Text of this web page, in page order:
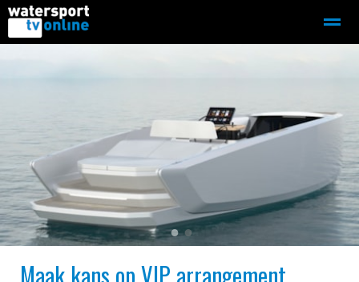
Motorboot-sloep
Contact Bellen Zoeken
●●
Maak kans op VIP arrangement